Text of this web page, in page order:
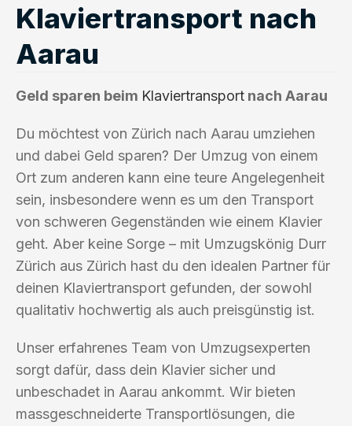
Klaviertransport nach
Aarau
Geld sparen beim Klaviertransport nach Aarau
Du möchtest von Zürich nach Aarau umziehen
und dabei Geld sparen? Der Umzug von einem
Ort zum anderen kann eine teure Angelegenheit
sein, insbesondere wenn es um den Transport
von schweren Gegenständen wie einem Klavier
geht. Aber keine Sorge – mit Umzugskönig Durr
Zürich aus Zürich hast du den idealen Partner für
deinen Klaviertransport gefunden, der sowohl
qualitativ hochwertig als auch preisgünstig ist.
Unser erfahrenes Team von Umzugsexperten
sorgt dafür, dass dein Klavier sicher und
unbeschadet in Aarau ankommt. Wir bieten
massgeschneiderte Transportlösungen, die